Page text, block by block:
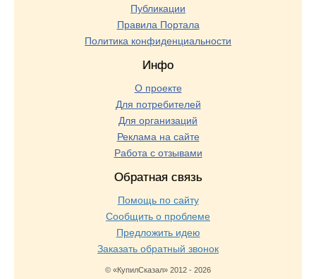
Публикации
Правила Портала
Политика конфиденциальности
Инфо
О проекте
Для потребителей
Для организаций
Реклама на сайте
Работа с отзывами
Обратная связь
Помощь по сайту
Сообщить о проблеме
Предложить идею
Заказать обратный звонок
© «КупилСказал» 2012 - 2026